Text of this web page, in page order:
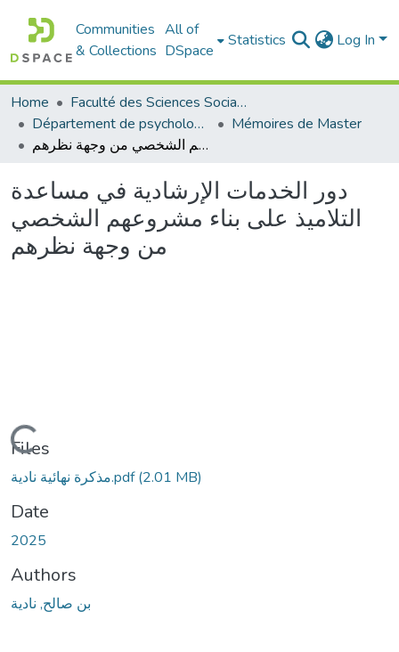
Communities
& Collections
All of
DSpace
Statistics Log In
Home
Faculté des Sciences Sociales
Département de psychologie
Mémoires de Master
دور الخدمات الإرشادية في مساعدة التلاميذ على بناء مشروعهم الشخصي من وجهة نظرهم
دور الخدمات الإرشادية في مساعدة
التلاميذ على بناء مشروعهم الشخصي
من وجهة نظرهم
Loading...
Files
مذكرة نهائية نادية.pdf(2.01 MB)
Date
2025
Authors
بن صالح, نادية